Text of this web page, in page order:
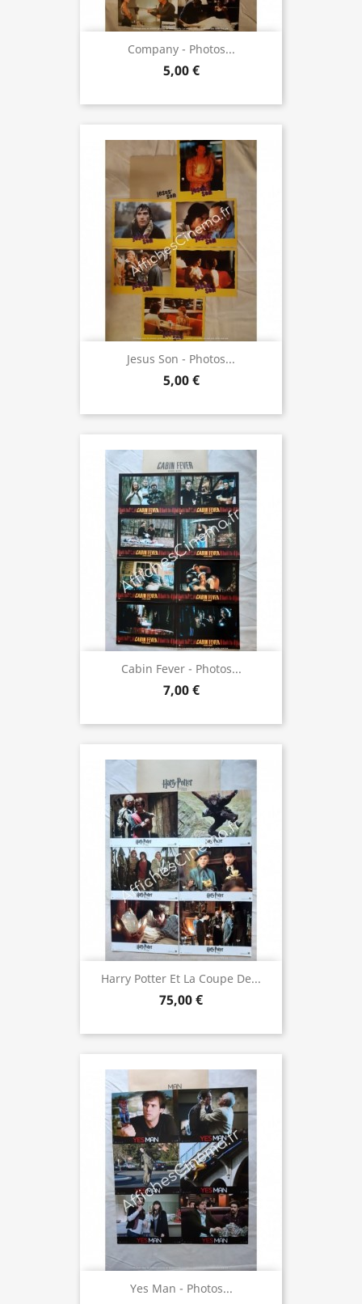
Company - Photos...
5,00 €
Jesus Son - Photos...
5,00 €
Cabin Fever - Photos...
7,00 €
Harry Potter Et La Coupe De...
75,00 €
Yes Man - Photos...